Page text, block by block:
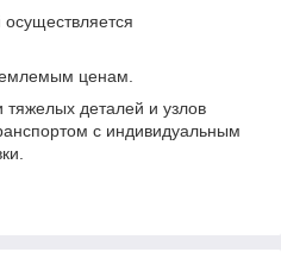
ценам.
тяжелых деталей и узлов
с индивидуальным